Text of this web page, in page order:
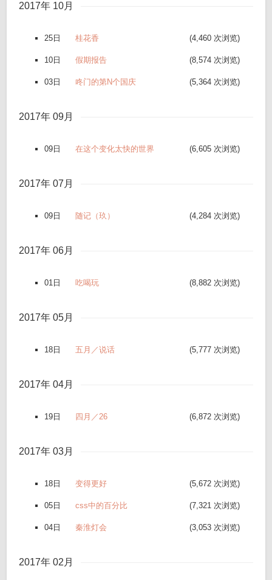
2017年 10月
25日 桂花香 (4,460 次浏览)
10日 假期报告 (8,574 次浏览)
03日 咚门的第N个国庆 (5,364 次浏览)
2017年 09月
09日 在这个变化太快的世界 (6,605 次浏览)
2017年 07月
09日 随记（玖） (4,284 次浏览)
2017年 06月
01日 吃喝玩 (8,882 次浏览)
2017年 05月
18日 五月／说话 (5,777 次浏览)
2017年 04月
19日 四月／26 (6,872 次浏览)
2017年 03月
18日 变得更好 (5,672 次浏览)
05日 css中的百分比 (7,321 次浏览)
04日 秦淮灯会 (3,053 次浏览)
2017年 02月